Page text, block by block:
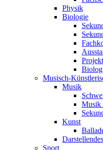
Physik
Biologie
Musisch-
Musik
Musik
Kunst
Sport